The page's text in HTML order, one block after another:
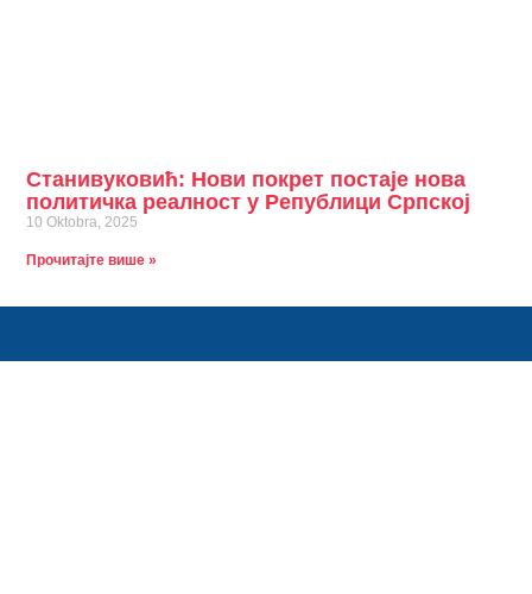
Станивуковић: Нови покрет постаје нова
политичка реалност у Републици Српској
10 Oktobra, 2025
Прочитајте више »